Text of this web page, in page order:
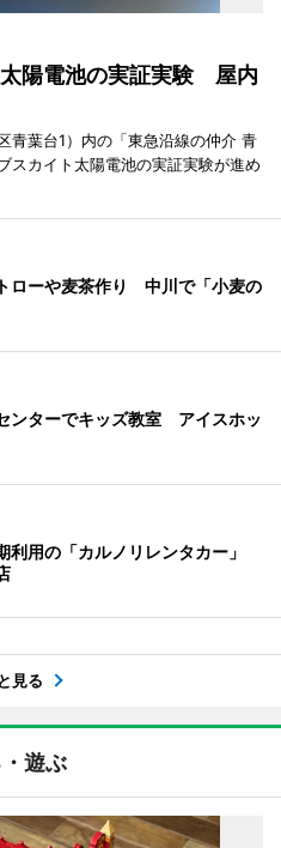
陽電池の実証実験 屋内
青葉台1）内の「東急沿線の仲介 青
スカイト太陽電池の実証実験が進め
ローや麦茶作り 中川で「小麦の
ンターでキッズ教室 アイスホッ
利用の「カルノリレンタカー」
見る
遊ぶ